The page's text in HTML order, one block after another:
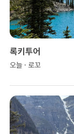
록키투어
오늘 · 로꼬